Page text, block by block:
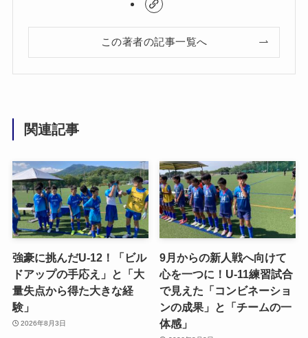
この著者の記事一覧へ
関連記事
強豪に挑んだU-12！「ビル
ドアップの手応え」と「大
量失点から得た大きな経
験」
2026年8月3日
9月からの新人戦へ向けて
心を一つに！U-11練習試合
で見えた「コンビネーショ
ンの成果」と「チームの一
体感」